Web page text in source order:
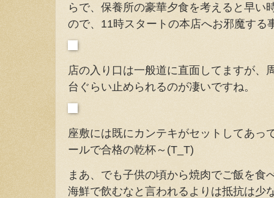
らで、保養所の豪華夕食を考えると早い
ので、11時スタートの本店へお邪魔する
店の入り口は一般道に直面してますが、
台ぐらい止められるのが凄いですね。
座敷には既にカンテキがセットしてあっ
ールで合格の乾杯～(T_T)
まあ、でも子供の頃から焼肉でご飯を食
海鮮で飲むなと言われるよりは抵抗は少